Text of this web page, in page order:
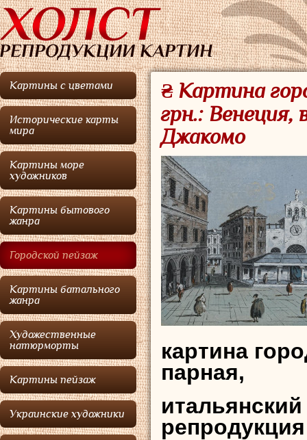
Картины с цветами
Исторические карты
мира
Картины море
художников
Картины бытового
жанра
Городской пейзаж
Картины батального
жанра
Художественные
натюрморты
Картины пейзаж
Украинские художники
₴ Картина
грн.:
Джакомо
картина
парная,